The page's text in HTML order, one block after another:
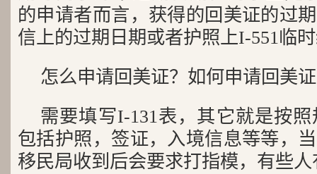
的申请者而言，获得的回美证的过
信上的过期日期或者护照上I-551临
怎么申请回美证？如何申请回美
需要填写I-131表，其它就是按
包括护照，签证，入境信息等等，
移民局收到后会要求打指模，有些